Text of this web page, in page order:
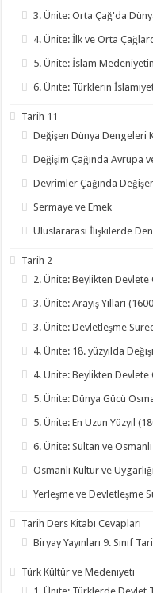
3. Ünite: Orta Çağ'da
4. Ünite: İlk ve Orta
5. Ünite: İslam
6. Ünite: Türklerin
Tarih 11
Değişen Dünya Dengeleri
Değişim Çağında Avrupa
Devrimler Çağında
Sermaye ve Emek
Uluslararası İlişkilerde
Tarih 2
2. Ünite: Beylikten Devlete
3. Ünite: Arayış Yılları
3. Ünite: Devletleşme
4. Ünite: 18. yüzyılda
4. Ünite: Beylikten Devlete
5. Ünite: Dünya Gücü
5. Ünite: En Uzun Yüzyıl
6. Ünite: Sultan ve
Osmanlı Kültür ve Uygarlığı
Yerleşme ve Devletleşme
Tarih Ders Kitabı Cevapları
Biryay Yayınları 9. Sınıf
Türk Kültür ve Medeniyeti